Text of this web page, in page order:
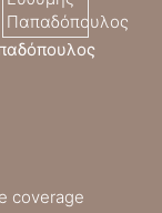
coverage